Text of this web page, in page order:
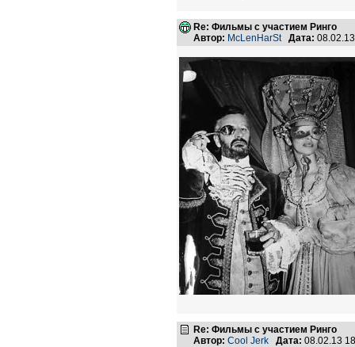
Re: Фильмы с участием Ринго
Автор: McLenHarSt Дата:
Re: Фильмы с участием Ринго
Автор: Cool Jerk Дата: 08.02.13